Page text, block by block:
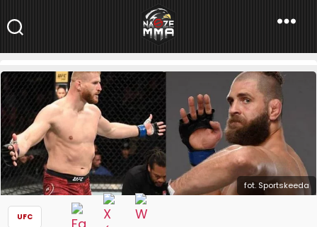
NaszeMMA
NaszeMMA.pl»Aktualności»Świat»UFC»„Wiem, że następna
walka będzie z Janem” – Prochazka wskazuje rywala na swoją
pierwszą obronę (WIDEO)
fot. Sportskeeda
UFC